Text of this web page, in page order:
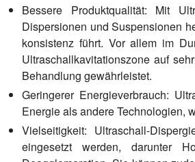
Bessere Produktqualität: Mit
Dispersionen und Suspensionen
konsistenz führt. Vor allem im
Ultraschallkavitationszone auf
Behandlung gewährleistet.
Geringerer Energieverbrauch:
Energie als andere Technologien,
Vielseitigkeit: Ultraschall-
eingesetzt werden, darunter